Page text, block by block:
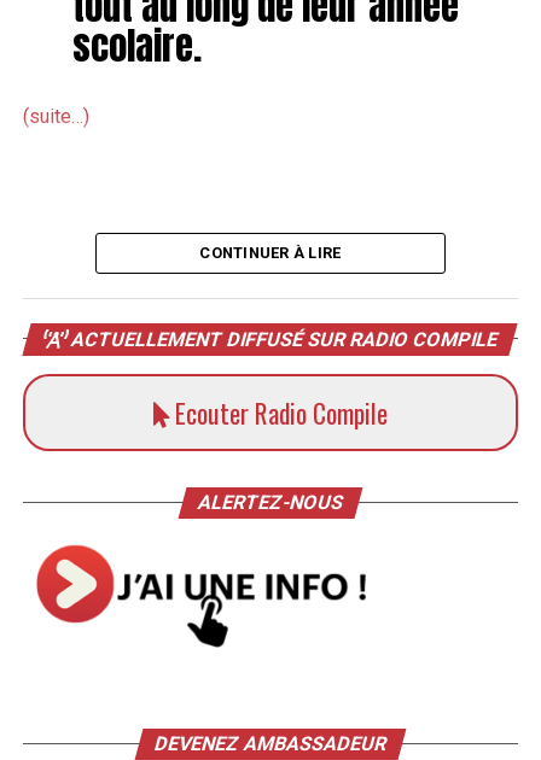
important !»
Et la suite alors ? S’installer dans un premier temps cet
été. Ensuite, recruter quelques personnes en plus. «Je
vais chercher des employés, des étudiants surtout, pour
pouvoir m’accompagner là-dedans !» Un joli projet qui
va permettre de continuer à faire vivre le social et le
local !
Pour plus d’informations sur les produits ou sur
l’avancement de la boutique, rendez-vous sur
scolaire.
(suite…)
CONTINUER À LIRE
ACTUELLEMENT DIFFUSÉ SUR RADIO COMPILE
Ecouter Radio Compile
ALERTEZ-NOUS
DEVENEZ AMBASSADEUR